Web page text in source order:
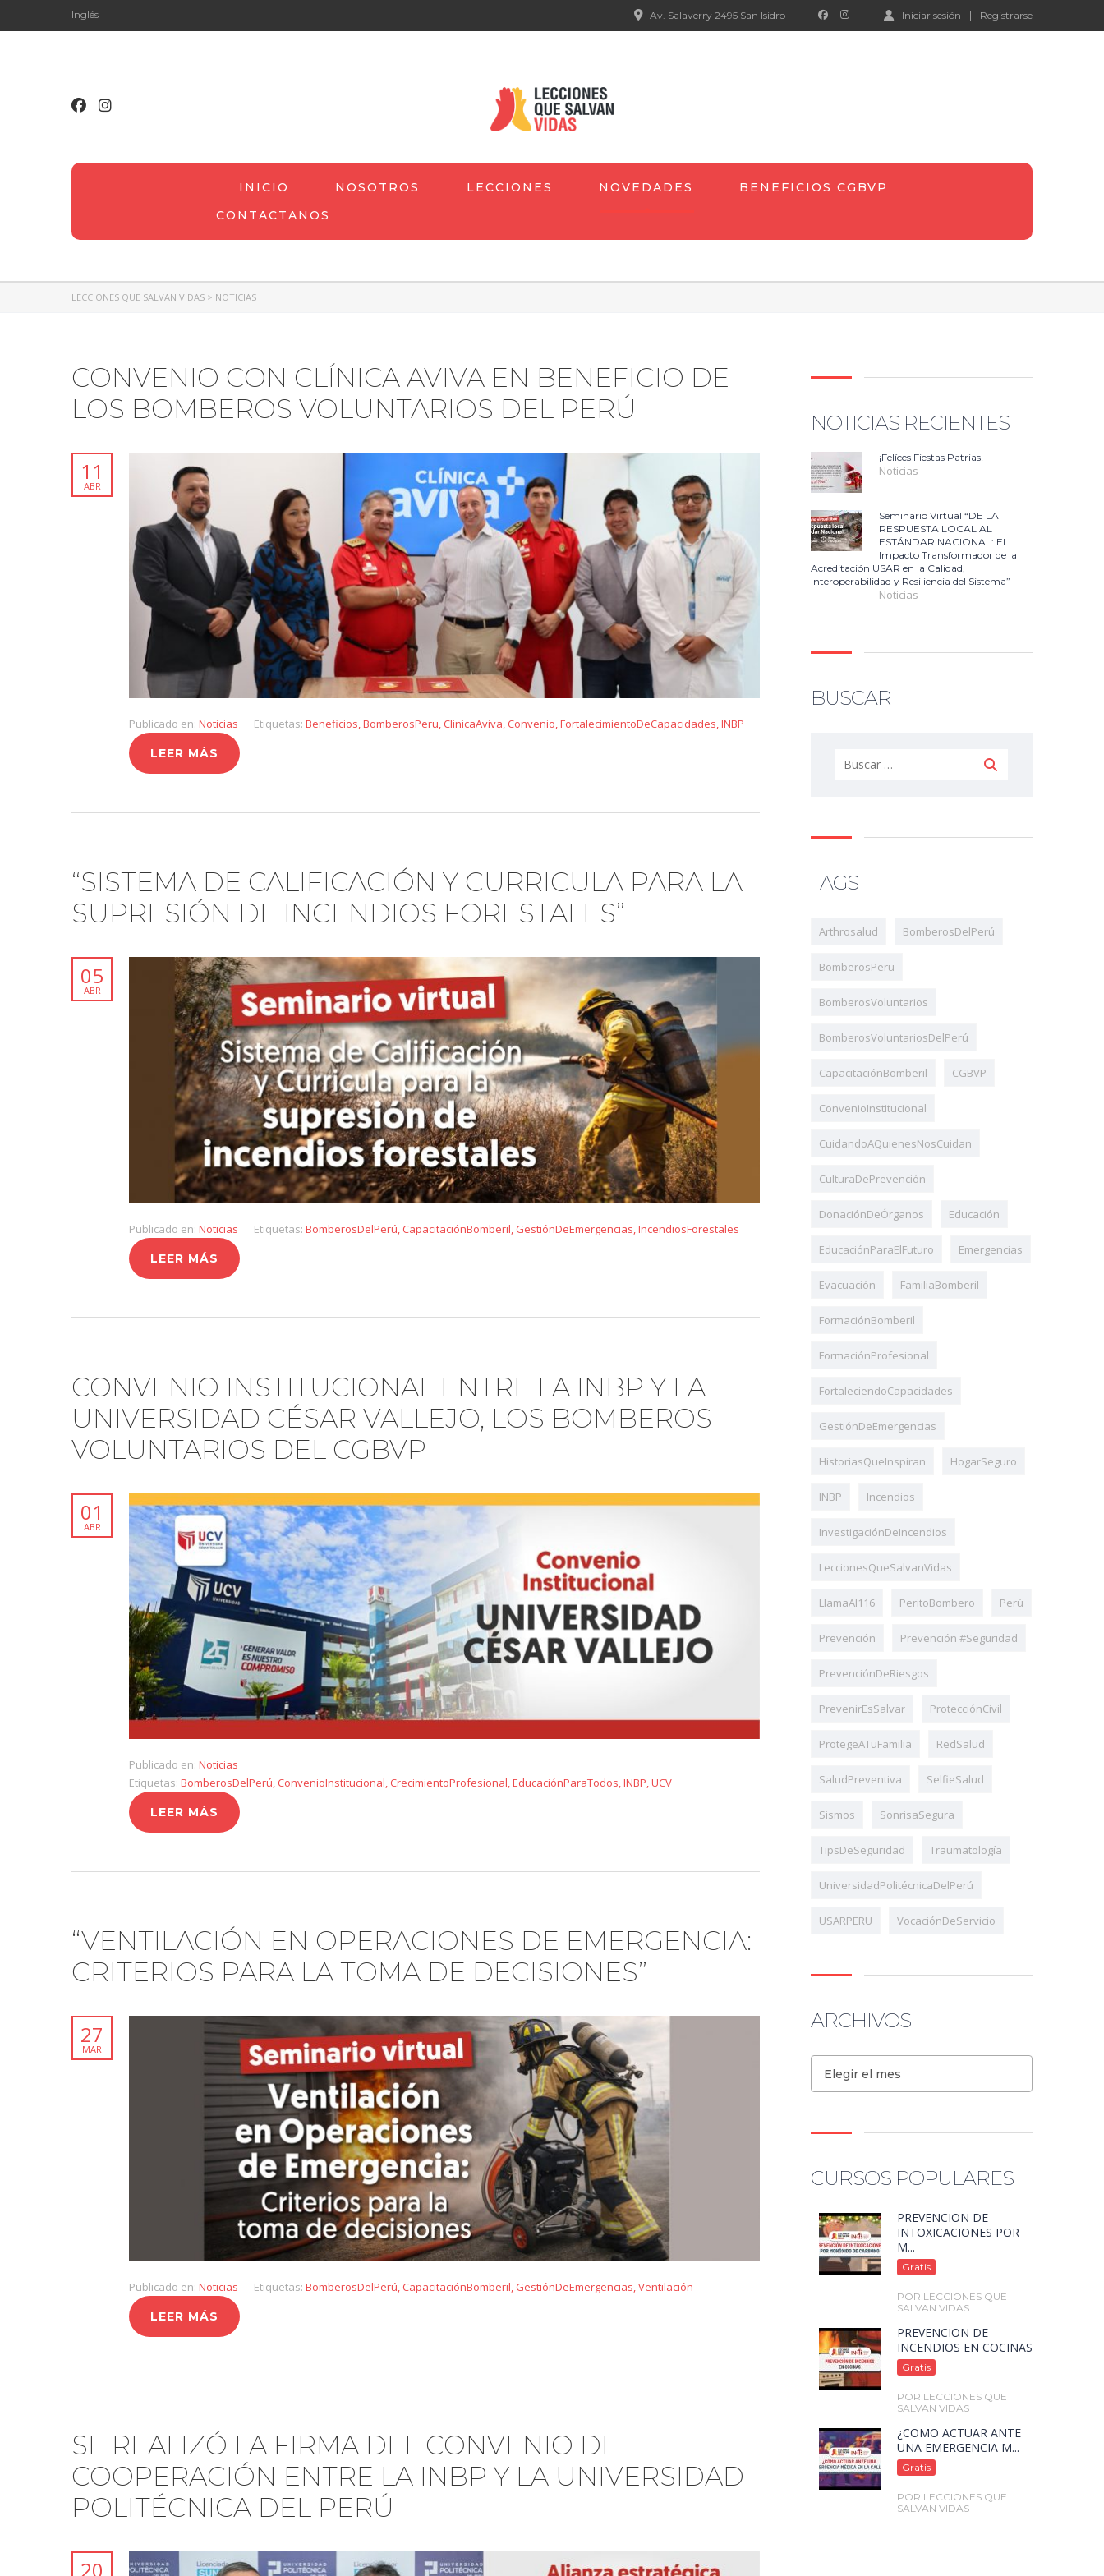
Inglés Iniciar sesión Registrarse
Av. Salaverry 2495 San Isidro
INICIO NOSOTROS LECCIONES NOVEDADES
BENEFICIOS CGBVP
CONTACTANOS
LECCIONES QUE SALVAN VIDAS > NOTICIAS
CONVENIO CON CLÍNICA AVIVA EN BENEFICIO DE
LOS BOMBEROS VOLUNTARIOS DEL PERÚ
11
ABR
Publicado en: Noticias Etiquetas: Beneficios,BomberosPeru, ClinicaAviva, Convenio,FortalecimientoDeCapacidades,INBP
LEER MÁS
“SISTEMA DE CALIFICACIÓN Y CURRICULA PARA LA
SUPRESIÓN DE INCENDIOS FORESTALES”
05
ABR
Publicado en: Noticias Etiquetas: BomberosDelPerú CapacitaciónBomberil GestiónDeEmergencias IncendiosForestales
LEER MÁS
CONVENIO INSTITUCIONAL ENTRE LA INBP Y LA
UNIVERSIDAD CÉSAR VALLEJO, LOS BOMBEROS
VOLUNTARIOS DEL CGBVP
01
ABR
Publicado en: Noticias
Etiquetas: BomberosDelPerú, ConvenioInstitucional, CrecimientoProfesional,EducaciónParaTodos,INBP,UCV
LEER MÁS
“VENTILACIÓN EN OPERACIONES DE EMERGENCIA:
CRITERIOS PARA LA TOMA DE DECISIONES”
27
MAR
Publicado en: Noticias Etiquetas: BomberosDelPerú, CapacitaciónBomberil, GestiónDeEmergencias,Ventilación
LEER MÁS
SE REALIZÓ LA FIRMA DEL CONVENIO DE
COOPERACIÓN ENTRE LA INBP Y LA UNIVERSIDAD
POLITÉCNICA DEL PERÚ
20
NOTICIAS RECIENTES
¡Felíces Fiestas Patrias!
Noticias
Seminario Virtual “DE LA
RESPUESTA LOCAL AL
ESTÁNDAR NACIONAL: El
Impacto Transformador de la
Acreditación USAR en la Calidad,
Interoperabilidad y Resiliencia del Sistema”
Noticias
BUSCAR
TAGS
Arthrosalud BomberosDelPerú
BomberosPeru
BomberosVoluntarios
BomberosVoluntariosDelPerú
CapacitaciónBomberil CGBVP
ConvenioInstitucional
CuidandoAQuienesNosCuidan
CulturaDePrevención
DonaciónDeÓrganos Educación
EducaciónParaElFuturo Emergencias
Evacuación FamiliaBomberil
FormaciónBomberil
FormaciónProfesional
FortaleciendoCapacidades
GestiónDeEmergencias
HistoriasQueInspiran HogarSeguro
INBP Incendios
InvestigaciónDeIncendios
LeccionesQueSalvanVidas
LlamaAl116 PeritoBombero Perú
Prevención Prevención #Seguridad
PrevenciónDeRiesgos
PrevenirEsSalvar ProtecciónCivil
ProtegeATuFamilia RedSalud
SaludPreventiva SelfieSalud
Sismos SonrisaSegura
TipsDeSeguridad Traumatología
UniversidadPolitécnicaDelPerú
USARPERU VocaciónDeServicio
ARCHIVOS
Elegir el mes
CURSOS POPULARES
PREVENCIÓN DE
INTOXICACIONES POR
M...
Gratis
POR LECCIONES QUE
SALVAN VIDAS
PREVENCIÓN DE
INCENDIOS EN COCINAS
Gratis
POR LECCIONES QUE
SALVAN VIDAS
¿CÓMO ACTUAR ANTE
UNA EMERGENCIA M...
Gratis
POR LECCIONES QUE
SALVAN VIDAS